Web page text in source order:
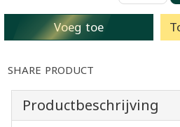
Voeg toe
SHARE PRODUCT
Productbeschrijving